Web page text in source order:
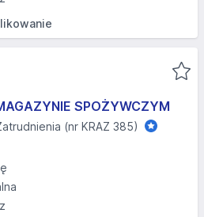
SPOŻYWCZYM
(nr KRAZ 385)